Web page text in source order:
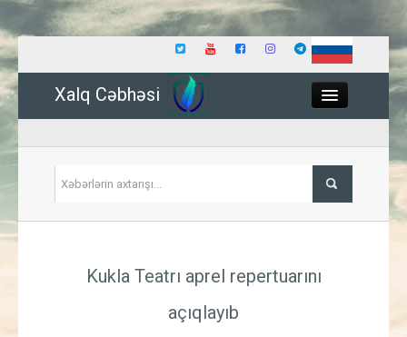
Xalq Cəbhəsi
İqtisadiyyat
Kukla Teatrı aprel repertuarını
açıqlayıb